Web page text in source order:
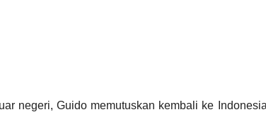
negeri, Guido memutuskan kembali ke